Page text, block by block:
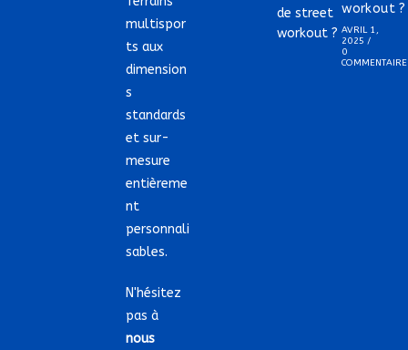
multispor
ts aux
dimension
s
standards
et sur-
mesure
entièreme
nt
personnali
sables.
N'hésitez
pas à
nous
workout ?
AVRIL 1,
2025 /
0
COMMENTAIRE